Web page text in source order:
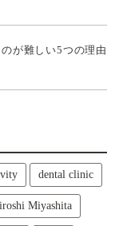
が難しい5つの理由
dental clinic
Miyashita